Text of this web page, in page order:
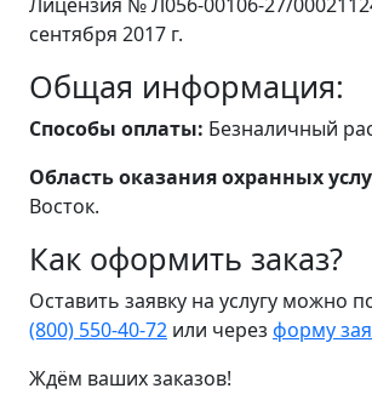
сентября 2017 г.
Общая информация:
Способы оплаты: Безналичный
Область оказания охранных
Восток.
Как оформить заказ?
Оставить заявку на услугу можно
(800) 550-40-72 или через форму
Ждём ваших заказов!